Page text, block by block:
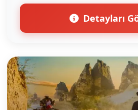
Detayları